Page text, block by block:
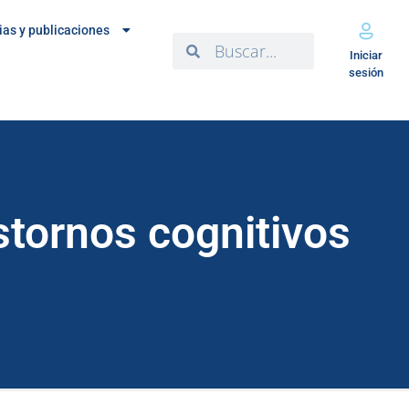
y publicaciones
Iniciar
sesión
cognitivos